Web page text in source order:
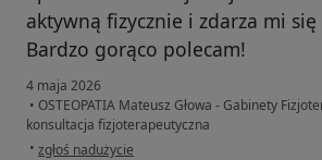
aktywną fizycznie i zdarza mi
Bardzo gorąco polecam!
4 maja 2026
• OSTEOPATIA Mateusz Głowa - Gabinety
konsultacja fizjoterapeutyczna
• w opinii użytkownika Ksenia Nowak
zgłoś nadużycie